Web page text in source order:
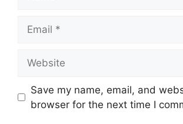
Save my name, email, and
browser for the next time I